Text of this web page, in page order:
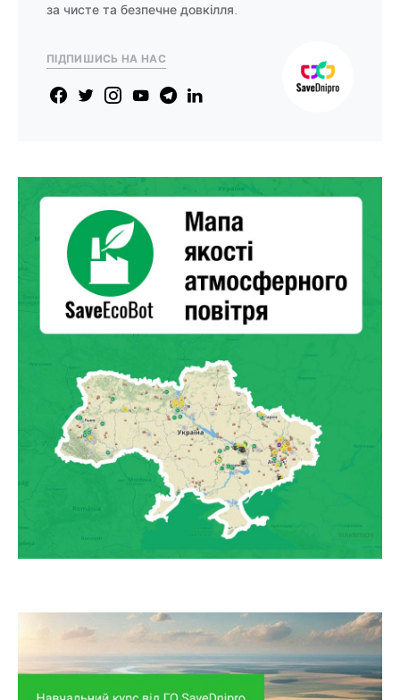
за чисте та безпечне довкілля.
ПІДПИШИСЬ НА НАС